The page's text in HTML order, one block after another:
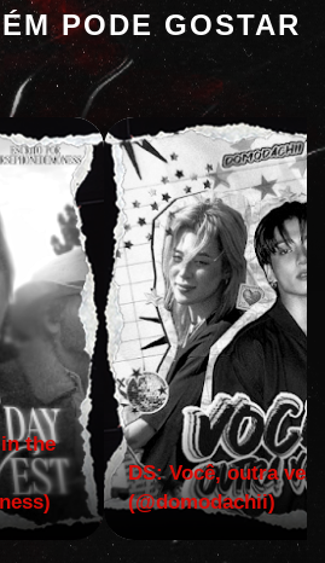
PODE GOSTAR
the
DS: Você, outra vez!
(@domodachii)